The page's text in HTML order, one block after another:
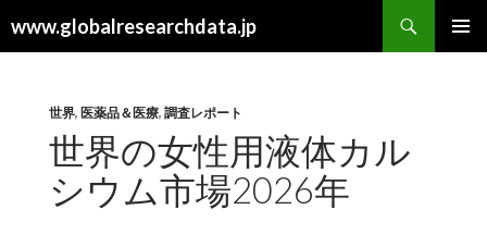
www.globalresearchdata.jp
索
世界, 医薬品＆医療, 調査レポート
世界の女性用液体カル
シウム市場2026年